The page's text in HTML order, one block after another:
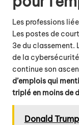
Les professions
Les postes de
3e du classement.
de la
continue son
d’emplois qui
triplé en moins de
Donald